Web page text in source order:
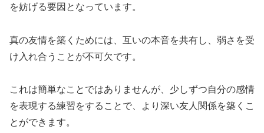
を妨げる要因となっています。
真の友情を築くためには、互いの本音を共有し、弱さを受
け入れ合うことが不可欠です。
これは簡単なことではありませんが、少しずつ自分の感情
を表現する練習をすることで、より深い友人関係を築くこ
とができます。